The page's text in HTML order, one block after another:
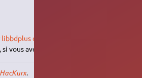
dans VLC et Mplayer »
vous avez des questions sur libbdplus.
HacKurx.